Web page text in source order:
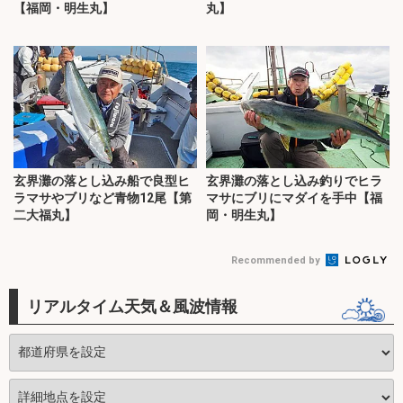
【福岡・明生丸】
丸】
玄界灘の落とし込み船で良型ヒ
ラマサやブリなど青物12尾【第
二大福丸】
玄界灘の落とし込み釣りでヒラ
マサにブリにマダイを手中【福
岡・明生丸】
Recommended by
リアルタイム天気＆風波情報